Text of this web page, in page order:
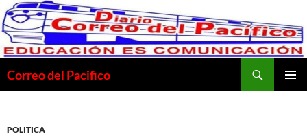
Saltar
al
contenido
Correo del Pacifico
POLITICA